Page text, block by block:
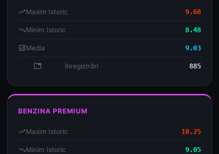
trending_upMaxim Istoric 9.68
trending_downMinim Istoric 8.48
analyticsMedia 9.03
database înregistrări 885
BENZINA PREMIUM
trending_upMaxim Istoric 10.25
trending_downMinim Istoric 9.05